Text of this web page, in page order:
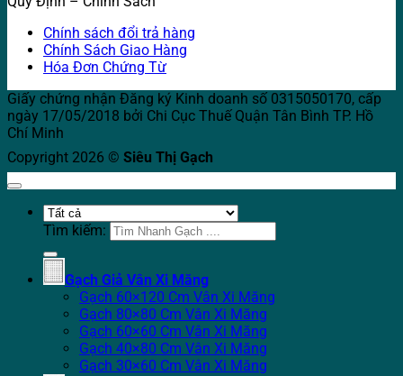
Chính sách đổi trả hàng
Chính Sách Giao Hàng
Hóa Đơn Chứng Từ
Giấy chứng nhận Đăng ký Kinh doanh số 0315050170, cấp
ngày 17/05/2018 bởi Chi Cục Thuế Quận Tân Bình TP. Hồ
Chí Minh
Copyright 2026 © Siêu Thị Gạch
Tìm kiếm:
Gạch Giả Vân Xi Măng
Gạch 60×120 Cm Vân Xi Măng
Gạch 80×80 Cm Vân Xi Măng
Gạch 60×60 Cm Vân Xi Măng
Gạch 40×80 Cm Vân Xi Măng
Gạch 30×60 Cm Vân Xi Măng